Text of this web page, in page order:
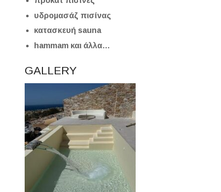
υδρομασάζ πισίνας
κατασκευή sauna
hammam και άλλα…
GALLERY